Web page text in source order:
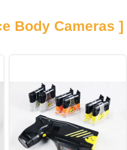
[ Police Body Cameras ]